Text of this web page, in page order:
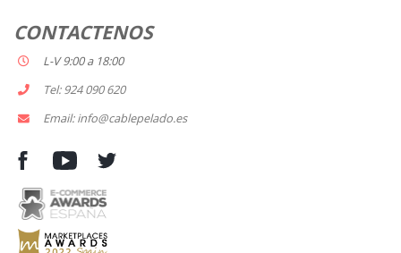
CONTACTENOS
L-V 9:00 a 18:00
Tel: 924 090 620
Email: info@cablepelado.es